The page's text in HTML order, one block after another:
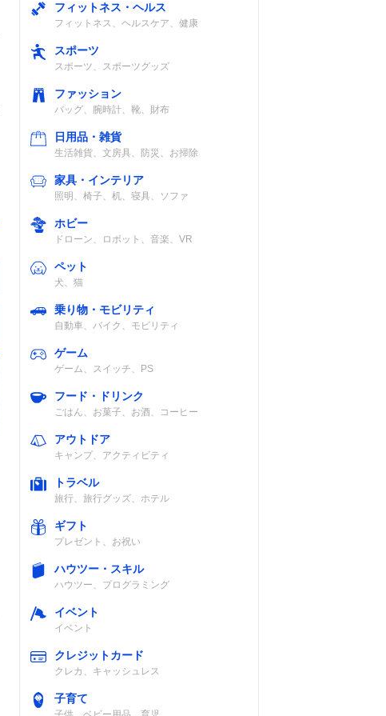
フィットネス・ヘルス
フィットネス、ヘルスケア、健康
スポーツ
スポーツ、スポーツグッズ
ファッション
バッグ、腕時計、靴、財布
日用品・雑貨
生活雑貨、文房具、防災、お掃除
家具・インテリア
照明、椅子、机、寝具、ソファ
ホビー
ドローン、ロボット、音楽、VR
ペット
犬、猫
乗り物・モビリティ
自動車、バイク、モビリティ
ゲーム
ゲーム、スイッチ、PS
フード・ドリンク
ごはん、お菓子、お酒、コーヒー
アウトドア
キャンプ、アクティビティ
トラベル
旅行、旅行グッズ、ホテル
ギフト
プレゼント、お祝い
ハウツー・スキル
ハウツー、プログラミング
イベント
イベント
クレジットカード
クレカ、キャッシュレス
子育て